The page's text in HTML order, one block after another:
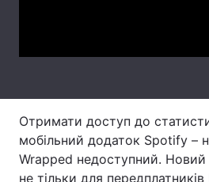
Тема оформлення
Отримати доступ до
мобільний додаток Spotify –
Wrapped недоступний. Новий
не тільки для